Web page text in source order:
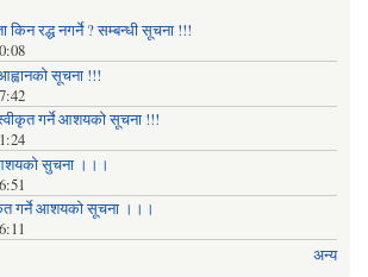
किन रद्ध नगर्ने ? सम्बन्धी सूचना !!!
सूचना !!!
गर्ने आशयकाे सूचना !!!
सुचना ।।।
गर्ने आशयको सूचना ।।।
अन्य